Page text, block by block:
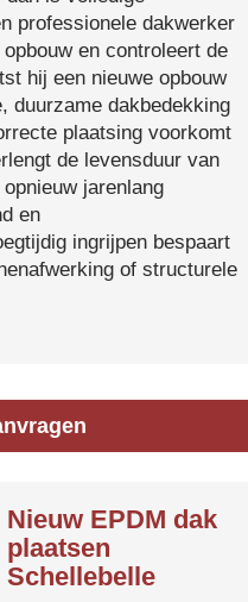
professionele dakwerker
en controleert de
hij een nieuwe opbouw
duurzame dakbedekking
plaatsing voorkomt
de levensduur van
jarenlang
en
ingrijpen bespaart
of structurele
Nieuw EPDM dak
plaatsen
Schellebelle